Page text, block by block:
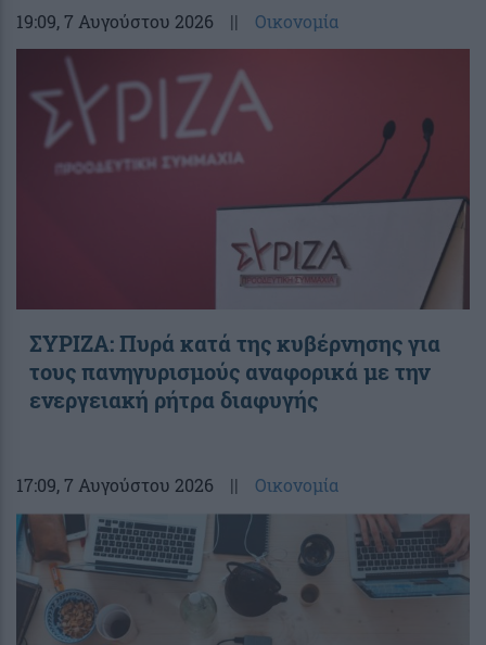
19:09, 7 Αυγούστου 2026 || Οικονομία
ΣΥΡΙΖΑ: Πυρά κατά της κυβέρνησης για
τους πανηγυρισμούς αναφορικά με την
ενεργειακή ρήτρα διαφυγής
17:09, 7 Αυγούστου 2026 || Οικονομία